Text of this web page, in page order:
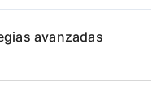
avanzadas